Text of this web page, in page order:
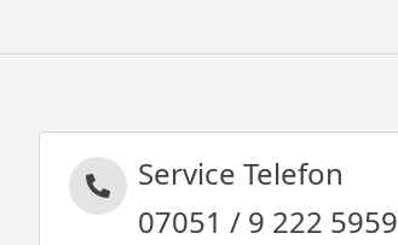
Service Telefon
07051 / 9 222 5959